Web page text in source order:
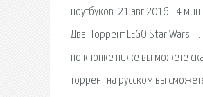
ноутбуков. 21 авг 2016 - 4
Два. Торрент LEGO Star Wars
по кнопке ниже вы можете
торрент на русском вы